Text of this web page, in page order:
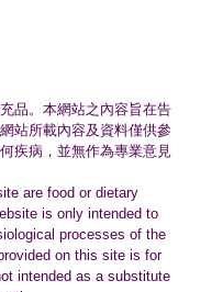
品。 本網站之內容旨在告
站所載內容及資料僅供參
疾病，並無作為專業意見
are food or dietary
is only intended to
processes of the
on this site is for
intended as a substitute